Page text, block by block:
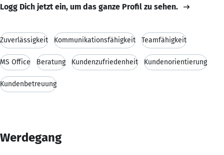
Logg Dich jetzt ein, um das ganze Profil zu sehen.
Zuverlässigkeit Kommunikationsfähigkeit Teamfähigkeit
MS Office Beratung Kundenzufriedenheit Kundenorientierung
Kundenbetreuung
Werdegang